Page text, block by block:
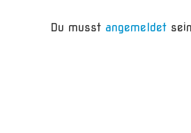
Du musst angemeldet